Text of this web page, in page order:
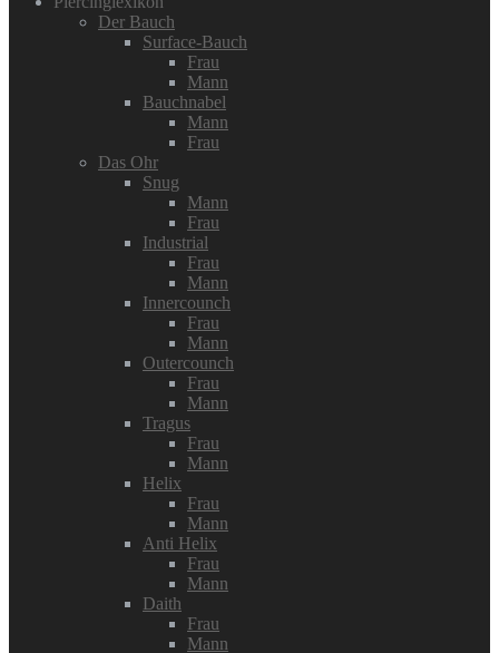
Der Bauch
Surface-Bauch
Frau
Mann
Bauchnabel
Mann
Frau
Das Ohr
Snug
Mann
Frau
Industrial
Frau
Mann
Innercounch
Frau
Mann
Outercounch
Frau
Mann
Tragus
Frau
Mann
Helix
Frau
Mann
Anti Helix
Frau
Mann
Daith
Frau
Mann